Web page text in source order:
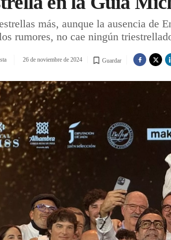
más, aunque la ausencia de
rumores, no cae ningún
26 de noviembre de 2024 Guardar